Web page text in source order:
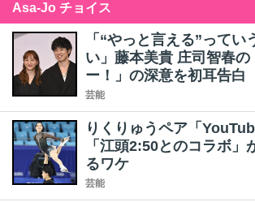
Asa-Jo チョイス
「“やっと言える”ってい
い」藤本美貴 庄司智春の
ー！」の深意を初耳告白
芸能
りくりゅうペア「
「江頭2:50とのコラボ」
るワケ
芸能